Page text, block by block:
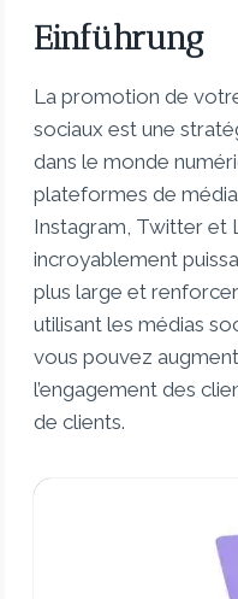
Einführung
La promotion de
sociaux est une
dans le monde
plateformes de
Instagram, Twitter et
incroyablement
plus large et
utilisant les médias
vous pouvez
l’engagement des
de clients.